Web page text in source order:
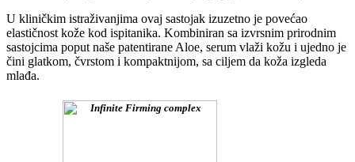
U kliničkim istraživanjima ovaj sastojak izuzetno je povećao
elastičnost kože kod ispitanika. Kombiniran sa izvrsnim prirodnim
sastojcima poput naše patentirane Aloe, serum vlaži kožu i ujedno je
čini glatkom, čvrstom i kompaktnijom, sa ciljem da koža izgleda
mlađa.